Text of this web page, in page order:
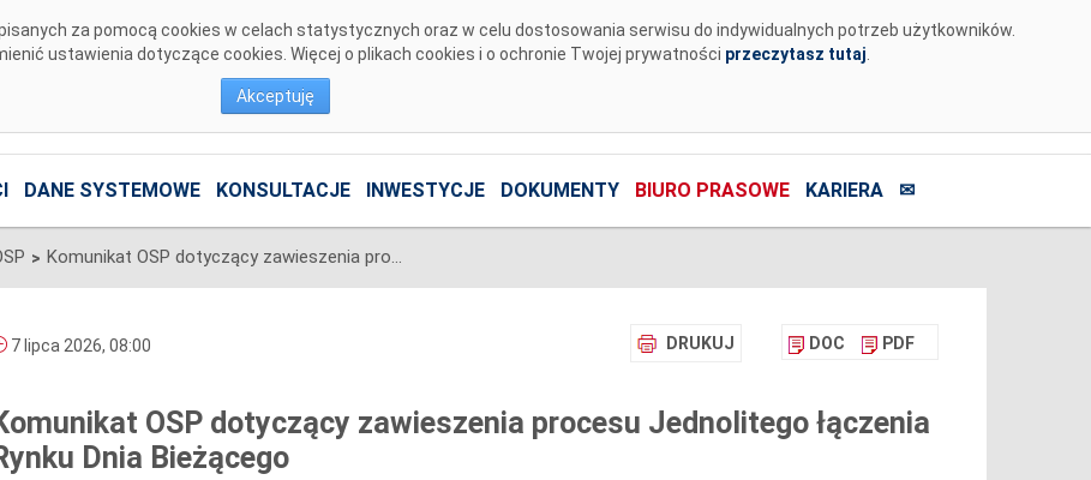
za pomocą cookies w celach statystycznych oraz w celu dostosowania serwisu do indywidualnych potrzeb użytkowników.
ustawienia dotyczące cookies. Więcej o plikach cookies i o ochronie Twojej prywatności przeczytasz tutaj
Akceptuję
DANE SYSTEMOWE KONSULTACJE INWESTYCJE DOKUMENTY BIURO PRASOWE KARIERA ✉
> Komunikat OSP dotyczący zawieszenia procesu Jednolitego łączenia Rynku Dnia Bieżącego
DRUKUJ DOC PDF
7 lipca 2026, 08:00
OSP dotyczący zawieszenia procesu Jednolitego łączenia
Dnia Bieżącego